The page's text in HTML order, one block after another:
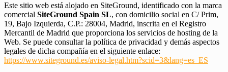
Este sitio web está alojado en SiteGround, identificado con la marca
comercial SiteGround Spain SL, con domicilio social en C/ Prim,
19, Bajo Izquierda, C.P.: 28004, Madrid, inscrita en el Registro
Mercantil de Madrid que proporciona los servicios de hosting de la
Web. Se puede consultar la política de privacidad y demás aspectos
legales de dicha compañía en el siguiente enlace:
https://www.siteground.es/aviso-legal.htm?scid=3&lang=es_ES